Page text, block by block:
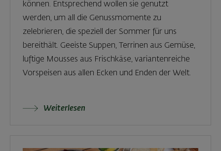
können. Entsprechend wollen sie genutzt
werden, um all die Genussmomente zu
zelebrieren, die speziell der Sommer für uns
bereithält. Geeiste Suppen, Terrinen aus Gemüse,
luftige Mousses aus Frischkäse, variantenreiche
Vorspeisen aus allen Ecken und Enden der Welt.
Weiterlesen